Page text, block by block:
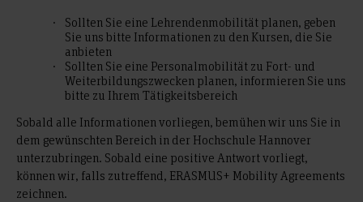
Sollten Sie eine Lehrendenmobilität planen, geben
Sie uns bitte Informationen zu den Kursen, die Sie
anbieten
Sollten Sie eine Personalmobilität zu Fort- und
Weiterbildungszwecken planen, informieren Sie uns
bitte zu Ihrem Tätigkeitsbereich
Sobald alle Informationen vorliegen, bemühen wir uns Sie in
dem gewünschten Bereich in der Hochschule Hannover
unterzubringen. Sobald eine positive Antwort vorliegt,
können wir, falls zutreffend, ERASMUS+ Mobility Agreements
zeichnen.